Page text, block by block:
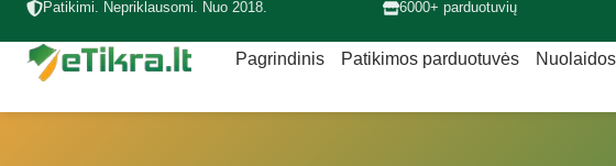
Patikimi. Nepriklausomi. Nuo 2018. 6000+ parduotuvių
Pagrindinis Patikimos parduotuvės